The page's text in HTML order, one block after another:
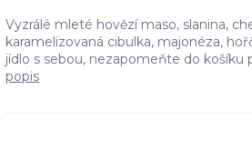
Vyzrálé mleté hovězí maso, slanina,
karamelizovaná cibulka, majonéza,
jídlo s sebou, nezapomeňte do košíku
popis